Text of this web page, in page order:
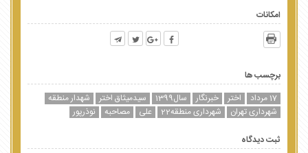
امکانات
برچسب ها
17 مرداد
اختر خبرنگار سال1399 سیدمیثاق اختر
شهدار منطقه
شهرداری تهران
شهرداری منطقه22 علی مصاحبه نوذرپور
ثبت دیدگاه